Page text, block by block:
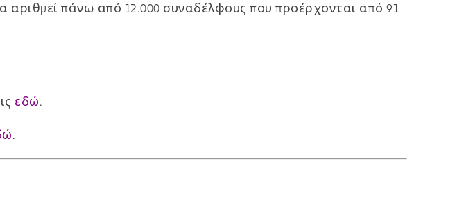
αριθμεί πάνω από 12.000 συναδέλφους που προέρχονται από 91
εδώ.
.